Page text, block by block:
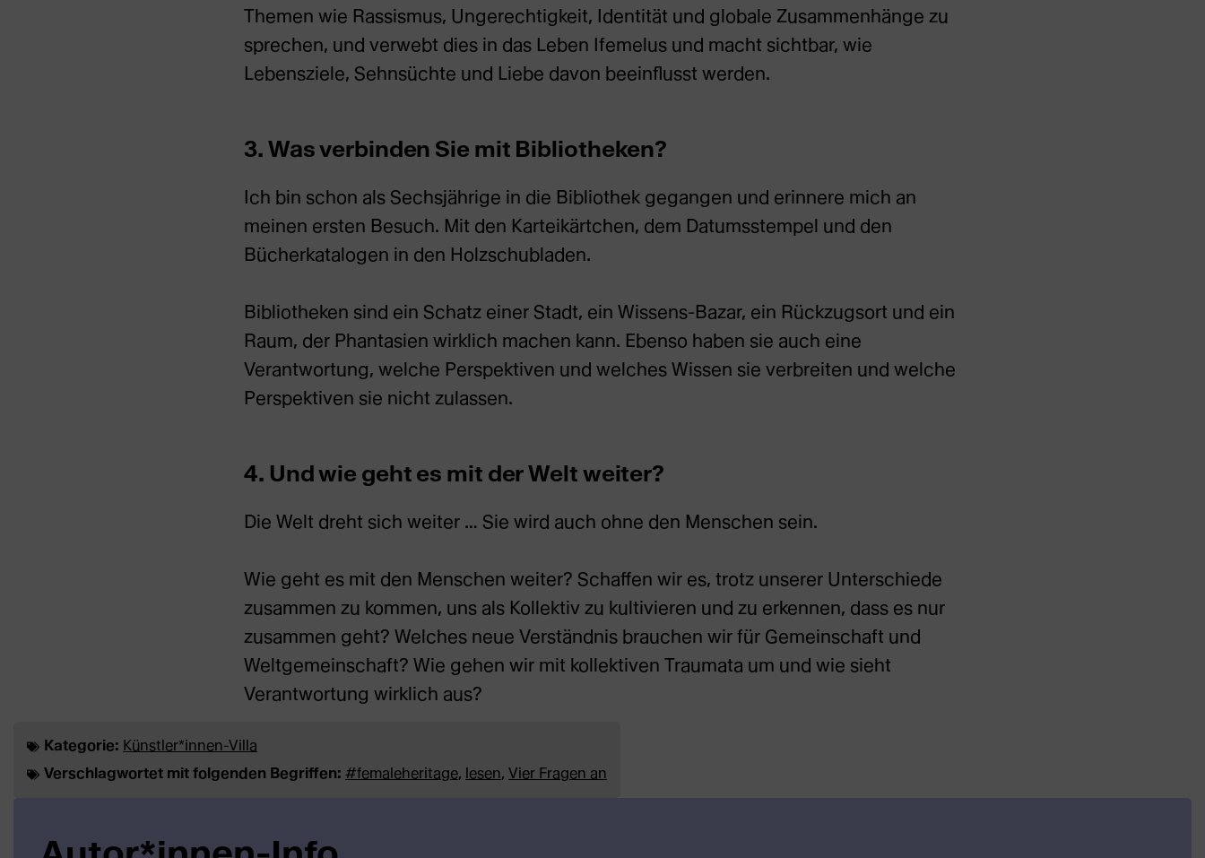
Themen wie Rassismus, Ungerechtigkeit, Identität und globale Zusammenhänge zu
sprechen, und verwebt dies in das Leben Ifemelus und macht sichtbar, wie
Lebensziele, Sehnsüchte und Liebe davon beeinflusst werden.
3. Was verbinden Sie mit Bibliotheken?
Ich bin schon als Sechsjährige in die Bibliothek gegangen und erinnere mich an
meinen ersten Besuch. Mit den Karteikärtchen, dem Datumsstempel und den
Bücherkatalogen in den Holzschubladen.
Bibliotheken sind ein Schatz einer Stadt, ein Wissens-Bazar, ein Rückzugsort und ein
Raum, der Phantasien wirklich machen kann. Ebenso haben sie auch eine
Verantwortung, welche Perspektiven und welches Wissen sie verbreiten und welche
Perspektiven sie nicht zulassen.
4. Und wie geht es mit der Welt weiter?
Die Welt dreht sich weiter … Sie wird auch ohne den Menschen sein.
Wie geht es mit den Menschen weiter? Schaffen wir es, trotz unserer Unterschiede
zusammen zu kommen, uns als Kollektiv zu kultivieren und zu erkennen, dass es nur
zusammen geht? Welches neue Verständnis brauchen wir für Gemeinschaft und
Weltgemeinschaft? Wie gehen wir mit kollektiven Traumata um und wie sieht
Verantwortung wirklich aus?
Kategorie: Künstler*innen-Villa
Verschlagwortet mit folgenden Begriffen: #femaleheritage, lesen, Vier Fragen an